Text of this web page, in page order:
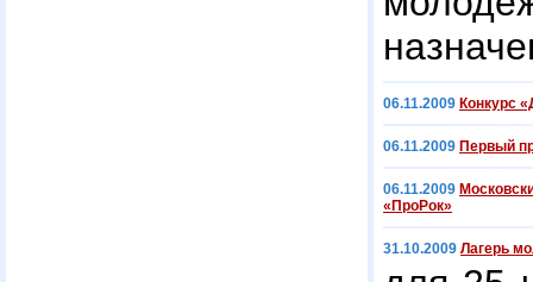
06.11.2009 Конкурс
06.11.2009 Первый
06.11.2009
«ПроРок»
31.10.2009 Лагерь